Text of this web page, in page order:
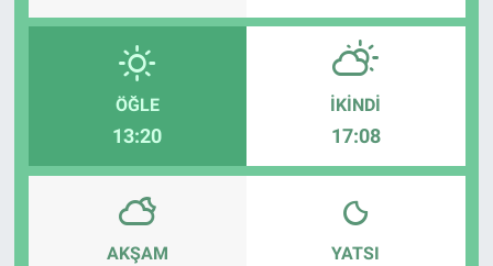
ÖĞLE
13:20
İKINDI
17:08
AKŞAM YATSI
Teknoloji
Ramazan